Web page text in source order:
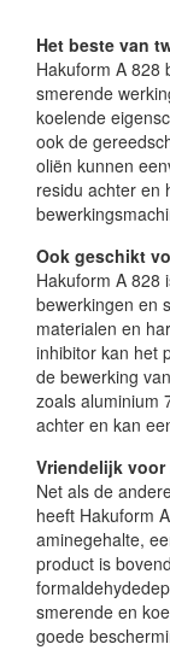
Het beste van
Hakuform A 828
smerende
koelende
ook de
oliën kunnen
residu achter en
Ook geschikt
Hakuform A 828
bewerkingen en
materialen en
inhibitor kan het
de bewerking
zoals aluminium
achter en kan
Vriendelijk voor
Net als de
heeft Hakuform
aminegehalte,
product is
smerende en
goede